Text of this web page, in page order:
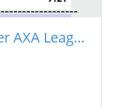
🤾‍♂️ Éischt Decisiounen an der AXA League bei de Männer !